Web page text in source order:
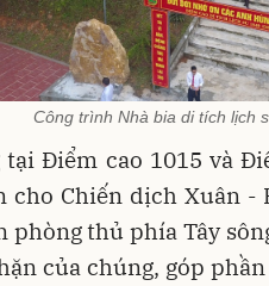
Công trình Nhà bia di tích lịch
tại Điểm cao 1015 và
cho Chiến dịch Xuân -
phòng thủ phía Tây
của chúng, góp